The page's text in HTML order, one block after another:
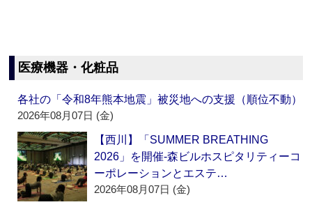
医療機器・化粧品
各社の「令和8年熊本地震」被災地への支援（順位不動）
2026年08月07日 (金)
【西川】「SUMMER BREATHING
2026」を開催‐森ビルホスピタリティーコ
ーポレーションとエステ…
2026年08月07日 (金)